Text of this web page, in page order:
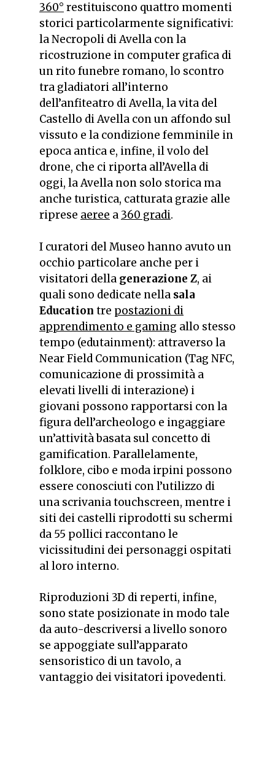
360° restituiscono quattro momenti
storici particolarmente significativi:
la Necropoli di Avella con la
ricostruzione in computer grafica di
un rito funebre romano, lo scontro
tra gladiatori all’interno
dell’anfiteatro di Avella, la vita del
Castello di Avella con un affondo sul
vissuto e la condizione femminile in
epoca antica e, infine, il volo del
drone, che ci riporta all’Avella di
oggi, la Avella non solo storica ma
anche turistica, catturata grazie alle
riprese aeree a360 gradi.
I curatori del Museo hanno avuto un
occhio particolare anche per i
visitatori della generazione Z, ai
quali sono dedicate nella sala
Education tre postazioni di
apprendimento e gaming allo stesso
tempo (edutainment): attraverso la
Near Field Communication (Tag NFC,
comunicazione di prossimità a
elevati livelli di interazione) i
giovani possono rapportarsi con la
figura dell’archeologo e ingaggiare
un’attività basata sul concetto di
gamification. Parallelamente,
folklore, cibo e moda irpini possono
essere conosciuti con l’utilizzo di
una scrivania touchscreen, mentre i
siti dei castelli riprodotti su schermi
da 55 pollici raccontano le
vicissitudini dei personaggi ospitati
al loro interno.
Riproduzioni 3D di reperti, infine,
sono state posizionate in modo tale
da auto-descriversi a livello sonoro
se appoggiate sull’apparato
sensoristico di un tavolo, a
vantaggio dei visitatori ipovedenti.